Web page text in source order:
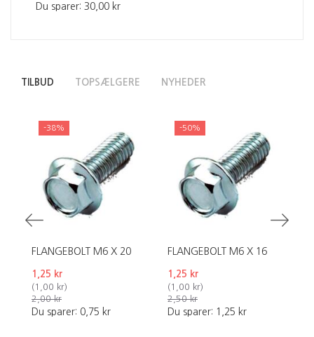
Du sparer: 30,00 kr
TILBUD TOPSÆLGERE NYHEDER
-38%
FLANGEBOLT M6 X 20
1,25 kr
(1,00 kr)
2,00 kr
Du sparer: 0,75 kr
-50%
FLANGEBOLT M6 X 16
1,25 kr
(1,00 kr)
2,50 kr
Du sparer: 1,25 kr